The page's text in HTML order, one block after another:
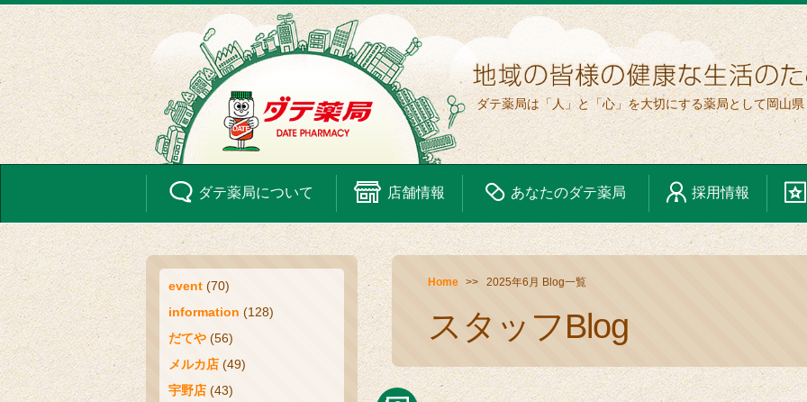
ダテ薬局は「人」と「心」を大切にする薬局として岡山
ダテ薬局について 店舗情報 あなたのダテ薬局 採用情報
Home 2025年6月 Blog一覧
スタッフBlog
event (70)
information (128)
だてや (56)
メルカ店 (49)
宇野店 (43)